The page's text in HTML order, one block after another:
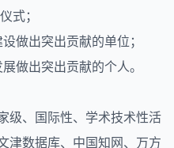
式；
做出突出贡献的单位；
做出突出贡献的个人。
级、国际性、学术技术性活
津数据库、中国知网、万方